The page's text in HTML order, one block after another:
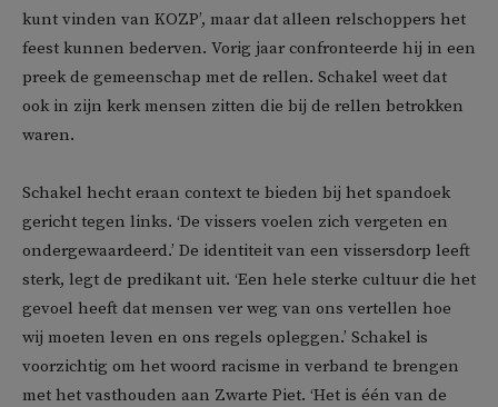
kunt vinden van KOZP’, maar dat alleen relschoppers het
feest kunnen bederven. Vorig jaar confronteerde hij in een
preek de gemeenschap met de rellen. Schakel weet dat
ook in zijn kerk mensen zitten die bij de rellen betrokken
waren.
Schakel hecht eraan context te bieden bij het spandoek
gericht tegen links. ‘De vissers voelen zich vergeten en
ondergewaardeerd.’ De identiteit van een vissersdorp leeft
sterk, legt de predikant uit. ‘Een hele sterke cultuur die het
gevoel heeft dat mensen ver weg van ons vertellen hoe
wij moeten leven en ons regels opleggen.’ Schakel is
voorzichtig om het woord racisme in verband te brengen
met het vasthouden aan Zwarte Piet. ‘Het is één van de